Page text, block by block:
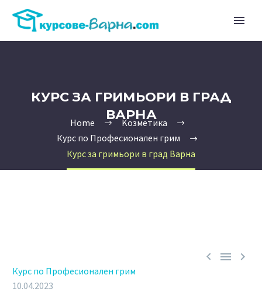
КУРС ЗА ГРИМЬОРИ В ГРАД
ВАРНА
Home
Kозметика
Курс по Професионален грим
Курс за гримьори в град Варна
  
Курс по Професионален грим
10.04.2023